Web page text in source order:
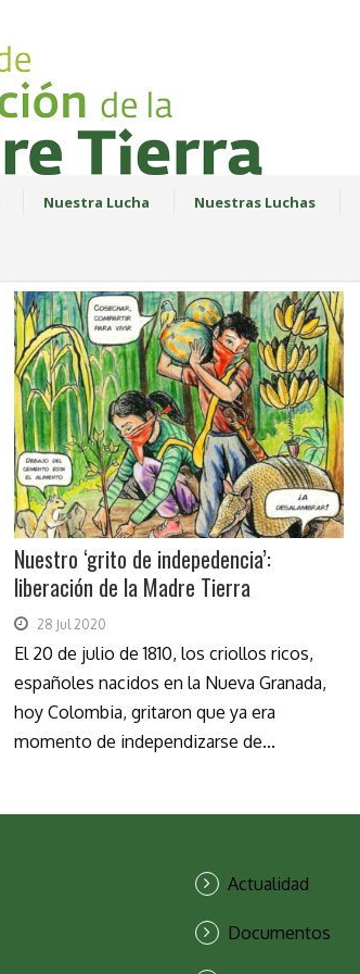
Nuestra Lucha Nuestras Luchas
Nuestro ‘grito de indepedencia’:
liberación de la Madre Tierra
28 Jul 2020
El 20 de julio de 1810, los criollos ricos,
españoles nacidos en la Nueva Granada,
hoy Colombia, gritaron que ya era
momento de independizarse de...
Actualidad
Documentos